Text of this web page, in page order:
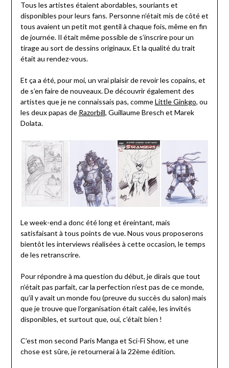
Tous les artistes étaient abordables, souriants et
disponibles pour leurs fans. Personne n’était mis de côté et
tous avaient un petit mot gentil à chaque fois, même en fin
de journée. Il était même possible de s’inscrire pour un
tirage au sort de dessins originaux. Et la qualité du trait
était au rendez-vous.
Et ça a été, pour moi, un vrai plaisir de revoir les copains, et
de s’en faire de nouveaux. De découvrir également des
artistes que je ne connaissais pas, commeLittle Ginkgo, ou
les deux papas de Razorbill, Guillaume Bresch et Marek
Dolata.
Le week-end a donc été long et éreintant, mais
satisfaisant à tous points de vue. Nous vous proposerons
bientôt les interviews réalisées à cette occasion, le temps
de les retranscrire.
Pour répondre à ma question du début, je dirais que tout
n’était pas parfait, car la perfection n’est pas de ce monde,
qu’il y avait un monde fou (preuve du succès du salon) mais
que je trouve que l’organisation était calée, les invités
disponibles, et surtout que, oui, c’était bien !
C’est mon second Paris Manga et Sci-Fi Show, et une
chose est sûre, je retournerai à la 22ème édition.